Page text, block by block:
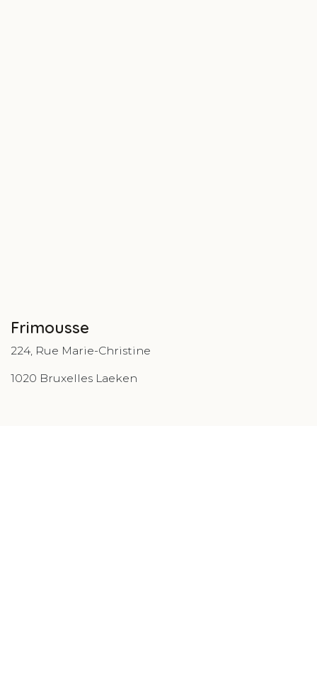
Frimousse
224, Rue Marie-Christine
1020 Bruxelles Laeken